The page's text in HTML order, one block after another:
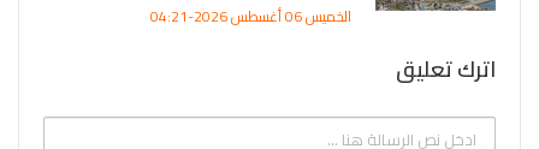
الخميس 06 أغسطس 2026-04:21
اترك تعليق